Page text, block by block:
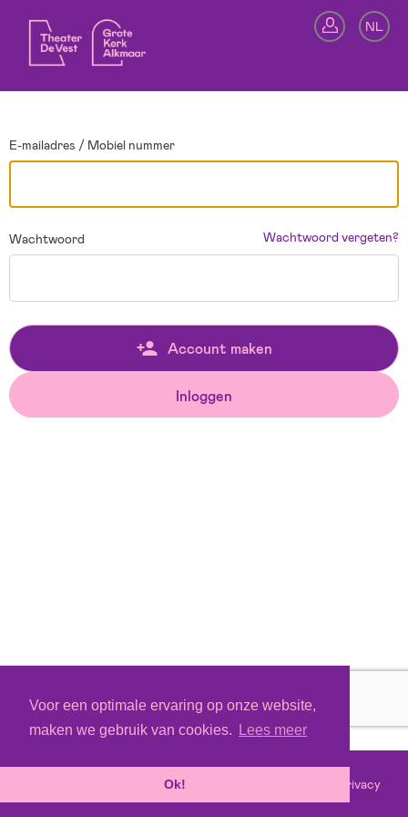
Voor een optimale ervaring op onze website,
maken we gebruik van cookies.
Lees meer
Ok!
NL
E-mailadres / Mobiel nummer
Wachtwoord Wachtwoord vergeten?
Account maken
Inloggen
Tixly Privacy